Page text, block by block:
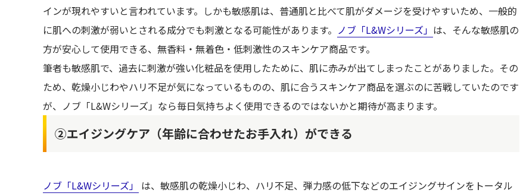
インが現れやすいと言われています。しかも敏感肌は、普通肌と比べて肌がダメージを受けやすいため、一般的
に肌への刺激が弱いとされる成分でも刺激となる可能性があります。 ノブ「L&Wシリーズ」 は、そんな敏感肌の
方が安心して使用できる、無香料・無着色・低刺激性のスキンケア商品です。
筆者も敏感肌で、過去に刺激が強い化粧品を使用したために、肌に赤みが出てしまったことがありました。その
ため、乾燥小じわやハリ不足が気になっているものの、肌に合うスキンケア商品を選ぶのに苦戦していたのです
が、ノブ「L&Wシリーズ」なら毎日気持ちよく使用できるのではないかと期待が高まります。
②エイジングケア（年齢に合わせたお手入れ）ができる
ノブ「L&Wシリーズ」
は、敏感肌の乾燥小じわ、ハリ不足、弾力感の低下などのエイジングサインをトータル